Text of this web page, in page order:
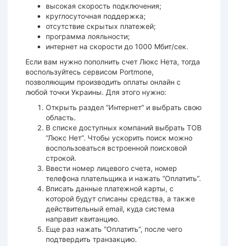
высокая скорость подключения;
круглосуточная поддержка;
отсутствие скрытых платежей;
программа лояльности;
интернет на скорости до 1000 Мбит/сек.
Если вам нужно пополнить счет Люкс Нета, тогда
воспользуйтесь сервисом Portmone,
позволяющим производить оплаты онлайн с
любой точки Украины. Для этого нужно:
Открыть раздел “Интернет” и выбрать свою
область.
В списке доступных компаний выбрать ТОВ
“Люкс Нет”. Чтобы ускорить поиск можно
воспользоваться встроенной поисковой
строкой.
Ввести номер лицевого счета, номер
телефона плательщика и нажать “Оплатить”.
Вписать данные платежной карты, с
которой будут списаны средства, а также
действительный email, куда система
направит квитанцию.
Еще раз нажать “Оплатить”, после чего
подтвердить транзакцию.